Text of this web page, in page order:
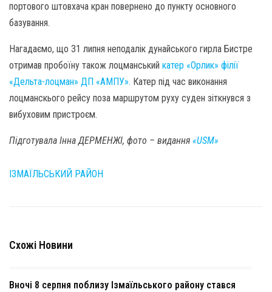
портового штовхача кран повернено до пункту основного
базування.
Нагадаємо, що 31 липня неподалік дунайського гирла Бистре
отримав пробоїну також лоцманський катер «Орлик» філії
«Дельта-лоцман» ДП «АМПУ». Катер під час виконання
лоцманскього рейсу поза маршрутом руху суден зіткнувся з
вибуховим пристроєм.
Підготувала Інна ДЕРМЕНЖІ, фото – видання «USM»
ІЗМАЇЛЬСЬКИЙ РАЙОН
Схожі Новини
Вночі 8 серпня поблизу Ізмаїльського району стався